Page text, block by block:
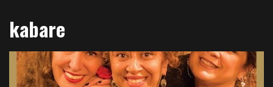
kabare